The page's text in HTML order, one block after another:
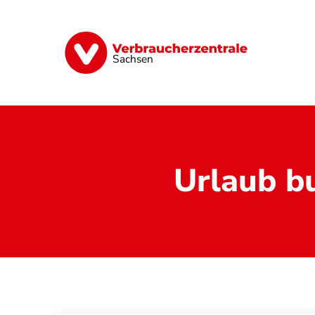
Sachsen
Vorsorge Verträge Geld &
Urlaub